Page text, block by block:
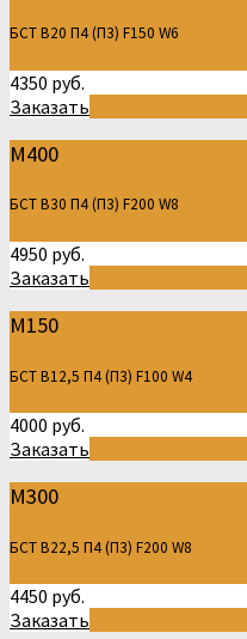
БСТ В20 П4 (П3) F150 W6
4350 руб.
Заказать
М400
БСТ В30 П4 (П3) F200 W8
4950 руб.
Заказать
М150
БСТ В12,5 П4 (П3) F100 W4
4000 руб.
Заказать
М300
БСТ В22,5 П4 (П3) F200 W8
4450 руб.
Заказать